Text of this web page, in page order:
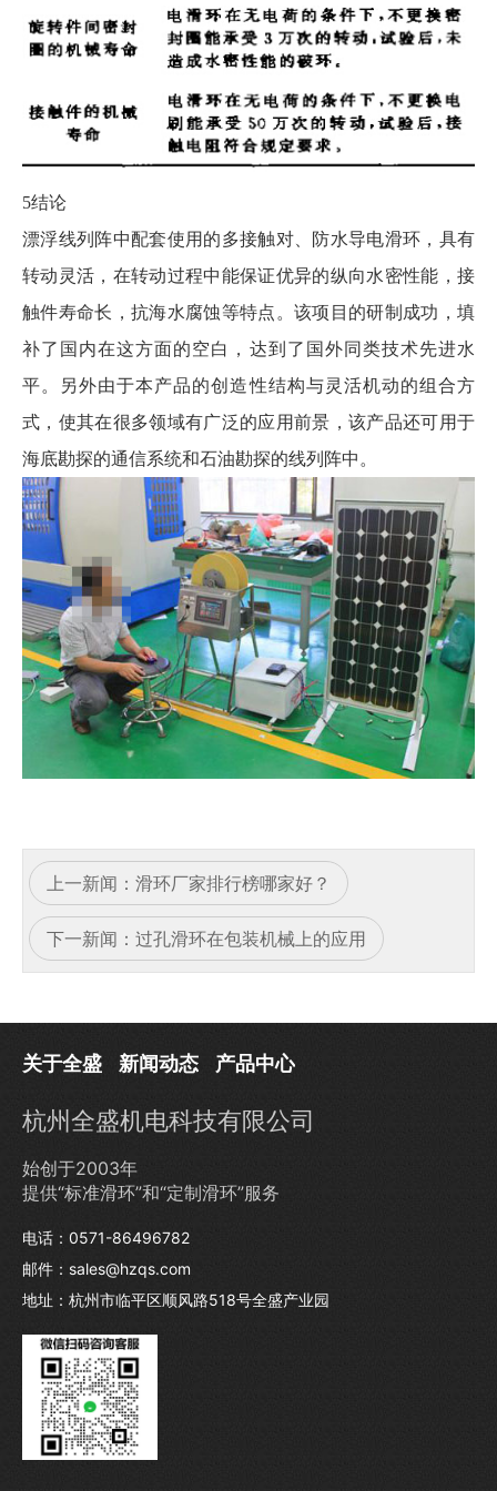
5结论
漂浮线列阵中配套使用的多接触对、防水导电滑环，具有
转动灵活，在转动过程中能保证优异的纵向水密性能，接
触件寿命长，抗海水腐蚀等特点。该项目的研制成功，填
补了国内在这方面的空白，达到了国外同类技术先进水
平。另外由于本产品的创造性结构与灵活机动的组合方
式，使其在很多领域有广泛的应用前景，该产品还可用于
海底勘探的通信系统和石油勘探的线列阵中。
上一新闻： 滑环厂家排行榜哪家好？
下一新闻： 过孔滑环在包装机械上的应用
关于全盛 新闻动态 产品中心
杭州全盛机电科技有限公司
始创于2003年
提供“标准滑环”和“定制滑环”服务
电话：0571-86496782
邮件：sales@hzqs.com
地址：杭州市临平区顺风路518号全盛产业园